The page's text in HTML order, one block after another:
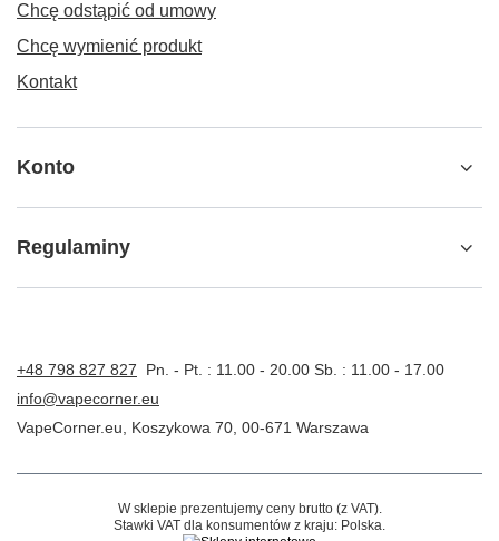
Chcę odstąpić od umowy
Chcę wymienić produkt
Kontakt
Konto
Regulaminy
+48 798 827 827
Pn. - Pt. : 11.00 - 20.00 Sb. : 11.00 - 17.00
info@vapecorner.eu
VapeCorner.eu
Koszykowa 70 00-671 Warszawa
W sklepie prezentujemy ceny brutto (z VAT).
Stawki VAT dla konsumentów z kraju: Polska.